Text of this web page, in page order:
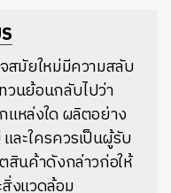
สมัยใหม่มีความสลับ
นย้อนกลับไปว่า
หล่งใด ผลิตอย่าง
ละใครควรเป็นผู้รับ
สินค้าดังกล่าวก่อให้
งแวดล้อม